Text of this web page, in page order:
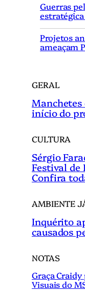
Guerras
estratégica
Projetos
ameaçam
GERAL
início do
CULTURA
Sérgio
Festival de
Confira
AMBIENTE
Inquérito
causados
NOTAS
Graça
Visuais do